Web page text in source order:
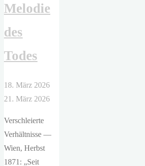
Melodie
des
Todes
18. März 2026
21. März 2026
Verschleierte
Verhältnisse —
Wien, Herbst
1871: „Seit